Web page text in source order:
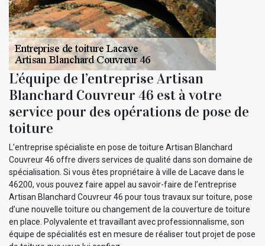
L’équipe de l’entreprise Artisan
Blanchard Couvreur 46 est à votre
service pour des opérations de pose de
toiture
L’entreprise spécialiste en pose de toiture Artisan Blanchard
Couvreur 46 offre divers services de qualité dans son domaine de
spécialisation. Si vous êtes propriétaire à ville de Lacave dans le
46200, vous pouvez faire appel au savoir-faire de l’entreprise
Artisan Blanchard Couvreur 46 pour tous travaux sur toiture, pose
d’une nouvelle toiture ou changement de la couverture de toiture
en place. Polyvalente et travaillant avec professionnalisme, son
équipe de spécialités est en mesure de réaliser tout projet de pose